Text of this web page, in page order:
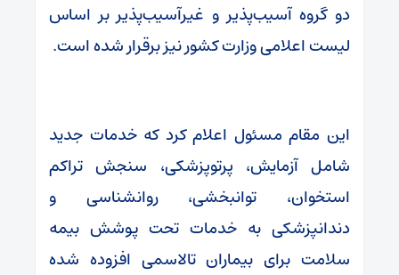
دو گروه آسیب‌پذیر و غیرآسیب‌پذیر بر اساس
لیست اعلامی وزارت کشور نیز برقرار شده است.
این مقام مسئول اعلام کرد که خدمات جدید
شامل آزمایش، پرتوپزشکی، سنجش تراکم
استخوان، توانبخشی، روانشناسی و
دندانپزشکی به خدمات تحت پوشش بیمه
سلامت برای بیماران تالاسمی افزوده شده